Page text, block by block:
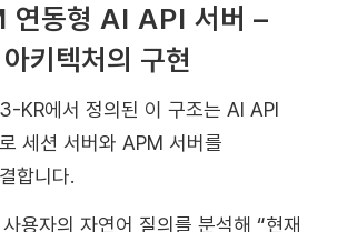
연동형 AI API 서버 –
키텍처의 구현
KR에서 정의된 이 구조는 AI API
세션 서버와 APM 서버를
합니다.
용자의 자연어 질의를 분석해 “현재